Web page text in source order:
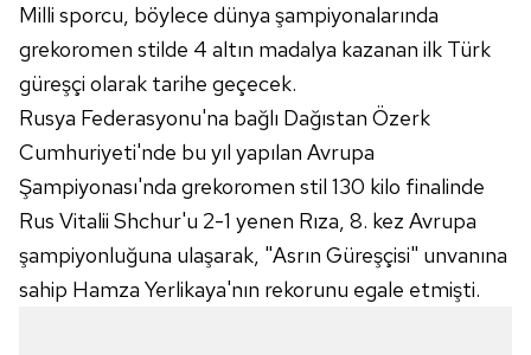
Milli sporcu, böylece dünya şampiyonalarında
grekoromen stilde 4 altın madalya kazanan ilk Türk
güreşçi olarak tarihe geçecek.
Rusya Federasyonu'na bağlı Dağıstan Özerk
Cumhuriyeti'nde bu yıl yapılan Avrupa
Şampiyonası'nda grekoromen stil 130 kilo finalinde
Rus Vitalii Shchur'u 2-1 yenen Rıza, 8. kez Avrupa
şampiyonluğuna ulaşarak, "Asrın Güreşçisi" unvanına
sahip Hamza Yerlikaya'nın rekorunu egale etmişti.